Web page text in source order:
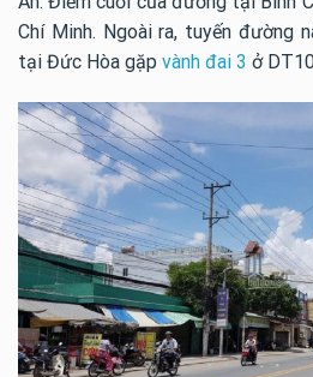
Chí Minh. Ngoài ra, tuyến đường
tại Đức Hòa gặp vành đai 3 ở